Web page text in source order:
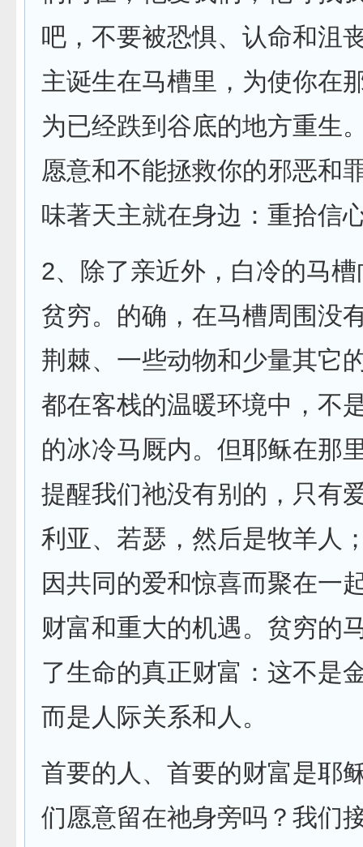
吧，不要被恐惧、认命和沮
主诞生在马槽里，为使你在
为已经跌到谷底的地方重生
愿意和不能拯救你的邪恶和
味著天主就在身边：重拾信
2、除了亲近外，白冷的马
贫穷。的确，在马槽周围没
荆棘、一些动物和少量其它
都在客栈的温暖环境中，不
的冰冷马厩内。但耶稣在那
提醒我们祂没有别的，只有
利亚、若瑟，然后是牧羊人
因共同的爱和惊喜而聚在一
财富和重大的机遇。贫穷的
了生命的真正财富：这不是
而是人际关系和人。
首要的人、首要的财富是耶
们愿意留在祂身旁吗？我们